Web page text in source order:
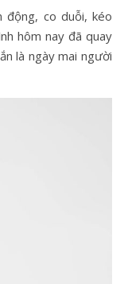
động, co duỗi, kéo
hôm nay đã quay
là ngày mai người